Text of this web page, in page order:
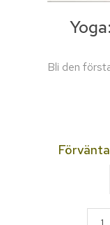
Bli den